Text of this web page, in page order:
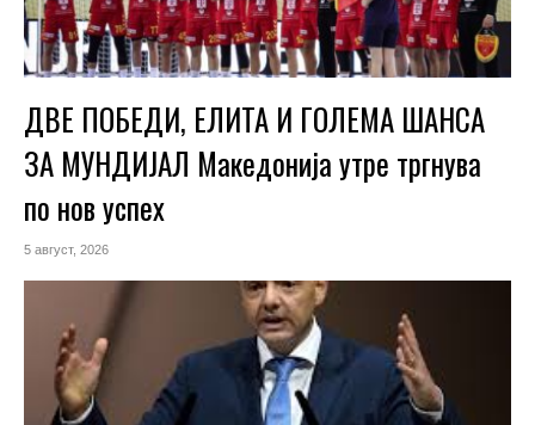
ДВЕ ПОБЕДИ, ЕЛИТА И ГОЛЕМА ШАНСА
ЗА МУНДИЈАЛ Македонија утре тргнува
по нов успех
5 август, 2026